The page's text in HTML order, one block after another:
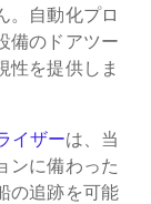
。自動化プロ
備のドアツー
性を提供しま
イザーは、当
ンに備わった
の追跡を可能